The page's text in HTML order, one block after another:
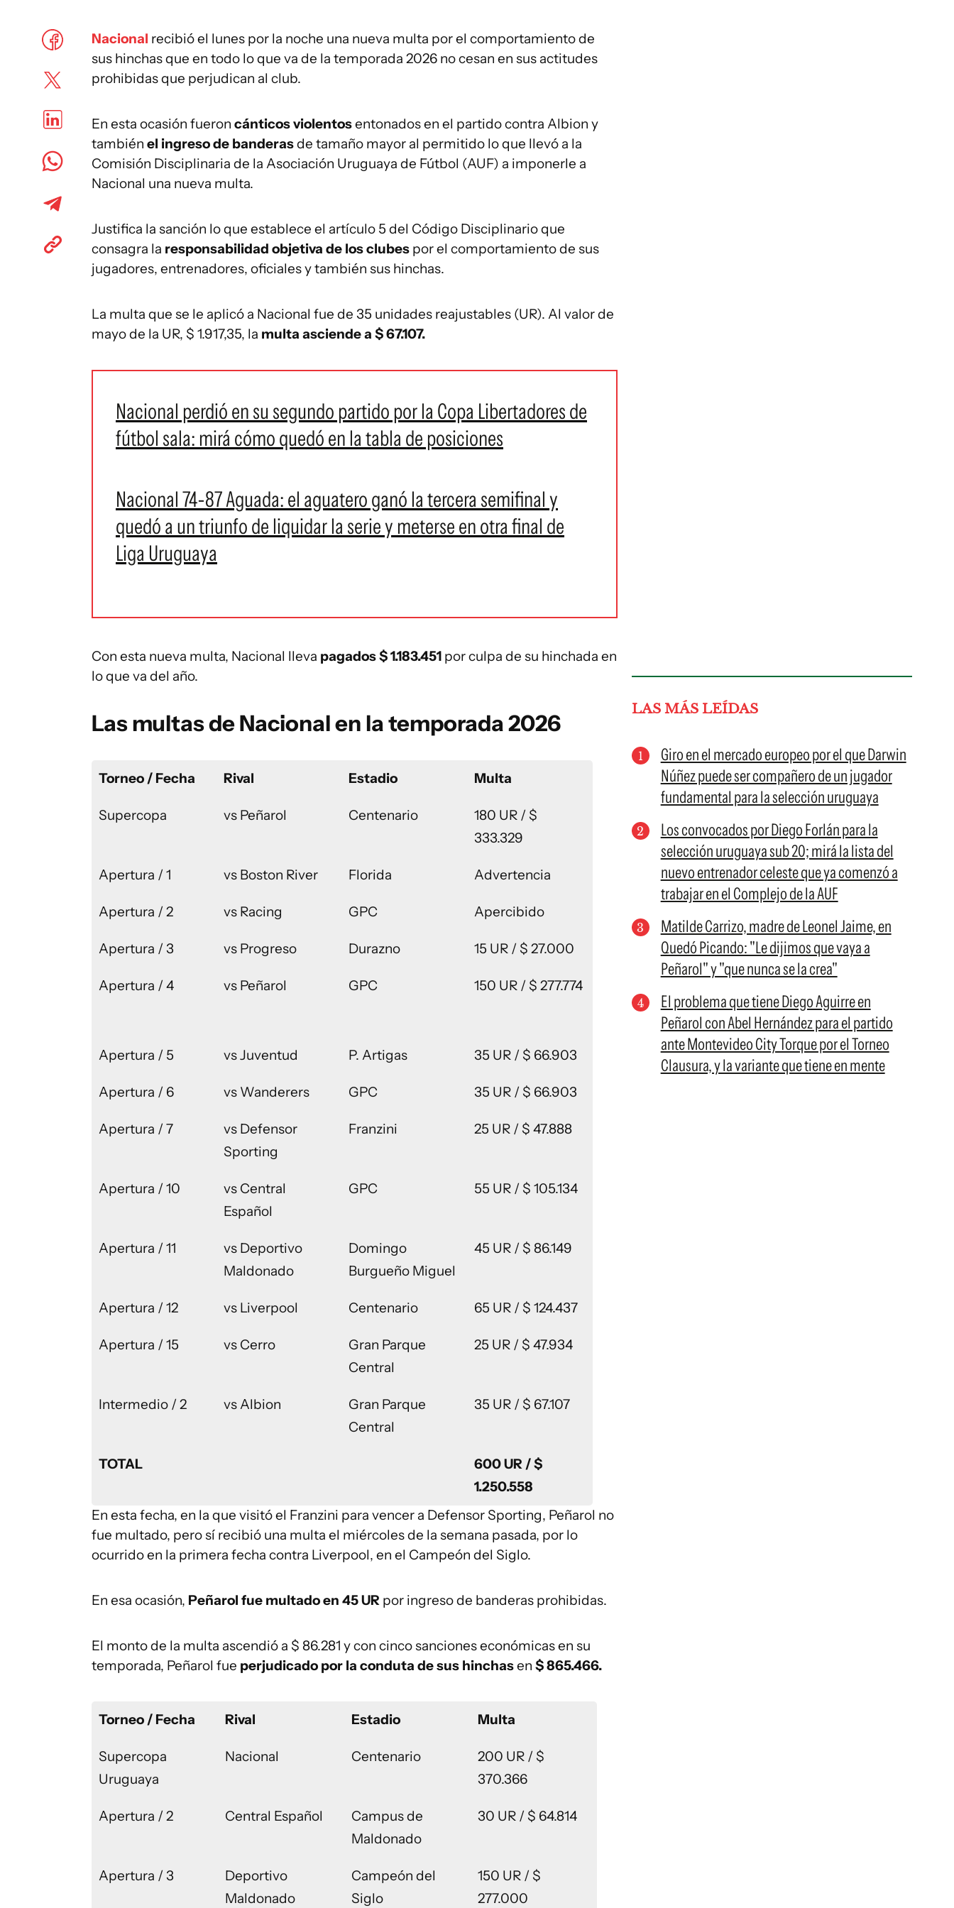
Nacional recibió el lunes por la noche una nueva multa por el comportamiento de
sus hinchas que en todo lo que va de la temporada 2026 no cesan en sus actitudes
prohibidas que perjudican al club.
En esta ocasión fueron cánticos violentosentonados en el partido contra Albion y
también el ingreso de banderasde tamaño mayor al permitido lo que llevó a la
Comisión Disciplinaria de la Asociación Uruguaya de Fútbol (AUF) a imponerle a
Nacional una nueva multa.
Justifica la sanción lo que establece el artículo 5 del Código Disciplinario que
consagra la responsabilidad objetiva de los clubes por el comportamiento de sus
jugadores, entrenadores, oficiales y también sus hinchas.
La multa que se le aplicó a Nacional fue de 35 unidades reajustables (UR). Al valor de
mayo de la UR, $ 1.917,35, la multa asciende a $ 67.107.
Nacional perdió en su segundo partido por la Copa Libertadores de
fútbol sala: mirá cómo quedó en la tabla de posiciones
Nacional 74-87 Aguada: el aguatero ganó la tercera semifinal y
quedó a un triunfo de liquidar la serie y meterse en otra final de
Liga Uruguaya
Con esta nueva multa, Nacional lleva pagados$ 1.183.451 por culpa de su hinchada en
lo que va del año.
Las multas de Nacional en la temporada 2026
Torneo / Fecha Rival Estadio Multa
Supercopa vs Peñarol Centenario
180 UR / $
333.329
Apertura / 1 vs Boston River Florida Advertencia
Apertura / 2 vs Racing GPC Apercibido
Apertura / 3 vs Progreso Durazno 15 UR / $ 27.000
Apertura / 4 vs Peñarol GPC 150 UR / $ 277.774
Apertura / 5 vs Juventud P. Artigas 35 UR / $ 66.903
Apertura / 6 vs Wanderers GPC 35 UR / $ 66.903
Apertura / 7
vs Defensor
Sporting
Franzini 25 UR / $ 47.888
Apertura / 10
vs Central
Español
GPC 55 UR / $ 105.134
Apertura / 11
vs Deportivo
Maldonado
Domingo
Burgueño Miguel
45 UR / $ 86.149
Apertura / 12 vs Liverpool Centenario 65 UR / $ 124.437
Apertura / 15 vs Cerro
Gran Parque
Central
25 UR / $ 47.934
Intermedio / 2 vs Albion
Gran Parque
Central
35 UR / $ 67.107
TOTAL
600 UR / $
1.250.558
En esta fecha, en la que visitó el Franzini para vencer a Defensor Sporting, Peñarol no
fue multado, pero sí recibió una multa el miércoles de la semana pasada, por lo
ocurrido en la primera fecha contra Liverpool, en el Campeón del Siglo.
En esa ocasión, Peñarol fue multado en 45 UR por ingreso de banderas prohibidas.
El monto de la multa ascendió a $ 86.281 y con cinco sanciones económicas en su
temporada, Peñarol fue perjudicado por la conduta de sus hinchasen $ 865.466.
Torneo / Fecha Rival Estadio Multa
Supercopa
Uruguaya
Nacional Centenario
200 UR / $
370.366
Apertura / 2 Central Español
Campus de
Maldonado
30 UR / $ 64.814
Apertura / 3
Deportivo
Maldonado
Campeón del
Siglo
150 UR / $
277.000
LAS MÁS LEÍDAS
Giro en el mercado europeo por el que Darwin
Núñez puede ser compañero de un jugador
fundamental para la selección uruguaya
Los convocados por Diego Forlán para la
selección uruguaya sub 20; mirá la lista del
nuevo entrenador celeste que ya comenzó a
trabajar en el Complejo de la AUF
Matilde Carrizo, madre de Leonel Jaime, en
Quedó Picando: "Le dijimos que vaya a
Peñarol" y "que nunca se la crea"
El problema que tiene Diego Aguirre en
Peñarol con Abel Hernández para el partido
ante Montevideo City Torque por el Torneo
Clausura, y la variante que tiene en mente